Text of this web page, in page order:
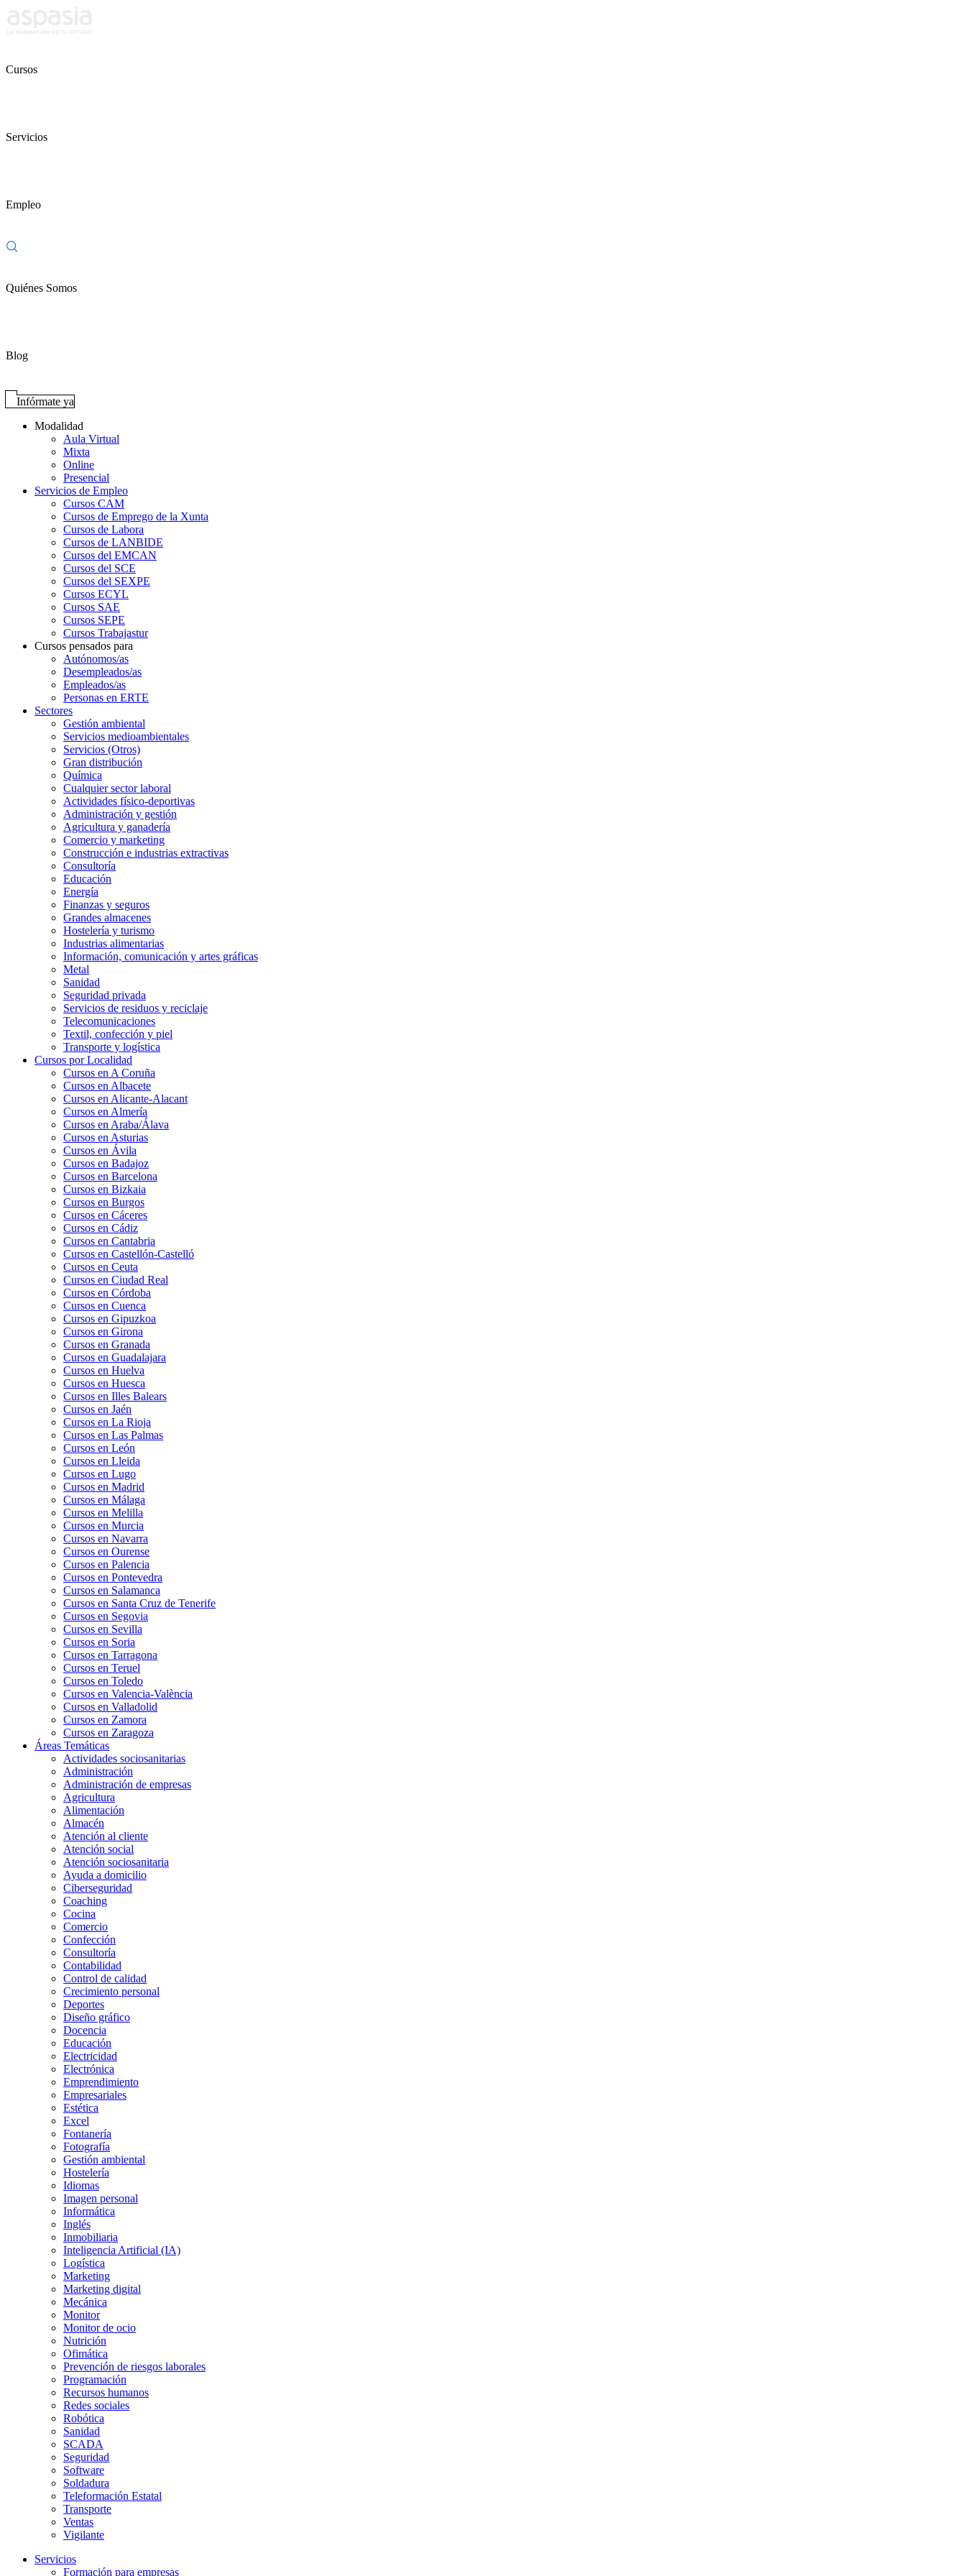
Cursos
Servicios
Empleo
Quiénes Somos
Blog
Infórmate ya
Modalidad
Aula Virtual
Mixta
Online
Presencial
Servicios de Empleo
Cursos CAM
Cursos de Emprego de la Xunta
Cursos de Labora
Cursos de LANBIDE
Cursos del EMCAN
Cursos del SCE
Cursos del SEXPE
Cursos ECYL
Cursos SAE
Cursos SEPE
Cursos Trabajastur
Cursos pensados para
Autónomos/as
Desempleados/as
Empleados/as
Personas en ERTE
Sectores
Gestión ambiental
Servicios medioambientales
Servicios (Otros)
Gran distribución
Química
Cualquier sector laboral
Actividades físico-deportivas
Administración y gestión
Agricultura y ganadería
Comercio y marketing
Construcción e industrias extractivas
Consultoría
Educación
Energía
Finanzas y seguros
Grandes almacenes
Hostelería y turismo
Industrias alimentarias
Información, comunicación y artes gráficas
Metal
Sanidad
Seguridad privada
Servicios de residuos y reciclaje
Telecomunicaciones
Textil, confección y piel
Transporte y logística
Cursos por Localidad
Cursos en A Coruña
Cursos en Albacete
Cursos en Alicante-Alacant
Cursos en Almería
Cursos en Araba/Álava
Cursos en Asturias
Cursos en Ávila
Cursos en Badajoz
Cursos en Barcelona
Cursos en Bizkaia
Cursos en Burgos
Cursos en Cáceres
Cursos en Cádiz
Cursos en Cantabria
Cursos en Castellón-Castelló
Cursos en Ceuta
Cursos en Ciudad Real
Cursos en Córdoba
Cursos en Cuenca
Cursos en Gipuzkoa
Cursos en Girona
Cursos en Granada
Cursos en Guadalajara
Cursos en Huelva
Cursos en Huesca
Cursos en Illes Balears
Cursos en Jaén
Cursos en La Rioja
Cursos en Las Palmas
Cursos en León
Cursos en Lleida
Cursos en Lugo
Cursos en Madrid
Cursos en Málaga
Cursos en Melilla
Cursos en Murcia
Cursos en Navarra
Cursos en Ourense
Cursos en Palencia
Cursos en Pontevedra
Cursos en Salamanca
Cursos en Santa Cruz de Tenerife
Cursos en Segovia
Cursos en Sevilla
Cursos en Soria
Cursos en Tarragona
Cursos en Teruel
Cursos en Toledo
Cursos en Valencia-València
Cursos en Valladolid
Cursos en Zamora
Cursos en Zaragoza
Áreas Temáticas
Actividades sociosanitarias
Administración
Administración de empresas
Agricultura
Alimentación
Almacén
Atención al cliente
Atención social
Atención sociosanitaria
Ayuda a domicilio
Ciberseguridad
Coaching
Cocina
Comercio
Confección
Consultoría
Contabilidad
Control de calidad
Crecimiento personal
Deportes
Diseño gráfico
Docencia
Educación
Electricidad
Electrónica
Emprendimiento
Empresariales
Estética
Excel
Fontanería
Fotografía
Gestión ambiental
Hostelería
Idiomas
Imagen personal
Informática
Inglés
Inmobiliaria
Inteligencia Artificial (IA)
Logística
Marketing
Marketing digital
Mecánica
Monitor
Monitor de ocio
Nutrición
Ofimática
Prevención de riesgos laborales
Programación
Recursos humanos
Redes sociales
Robótica
Sanidad
SCADA
Seguridad
Software
Soldadura
Teleformación Estatal
Transporte
Ventas
Vigilante
Servicios
Formación para empresas